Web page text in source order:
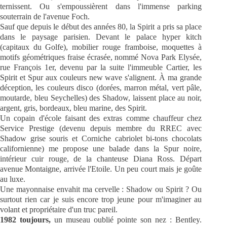
ternissent. Ou s'empoussièrent dans l'immense parking
souterrain de l'avenue Foch.
Sauf que depuis le début des années 80, la Spirit a pris sa place
dans le paysage parisien. Devant le palace hyper kitch
(capitaux du Golfe), mobilier rouge framboise, moquettes à
motifs géométriques fraise écrasée, nommé Nova Park Elysée,
rue François 1er, devenu par la suite l'immeuble Cartier, les
Spirit et Spur aux couleurs new wave s'alignent. À ma grande
déception, les couleurs disco (dorées, marron métal, vert pâle,
moutarde, bleu Seychelles) des Shadow, laissent place au noir,
argent, gris, bordeaux, bleu marine, des Spirit.
Un copain d'école faisant des extras comme chauffeur chez
Service Prestige (devenu depuis membre du RREC avec
Shadow grise souris et Corniche cabriolet bi-tons chocolats
californienne) me propose une balade dans la Spur noire,
intérieur cuir rouge, de la chanteuse Diana Ross. Départ
avenue Montaigne, arrivée l'Etoile. Un peu court mais je goûte
au luxe.
Une mayonnaise envahit ma cervelle : Shadow ou Spirit ? Ou
surtout rien car je suis encore trop jeune pour m'imaginer au
volant et propriétaire d'un truc pareil.
1982 toujours, un museau oublié pointe son nez : Bentley.